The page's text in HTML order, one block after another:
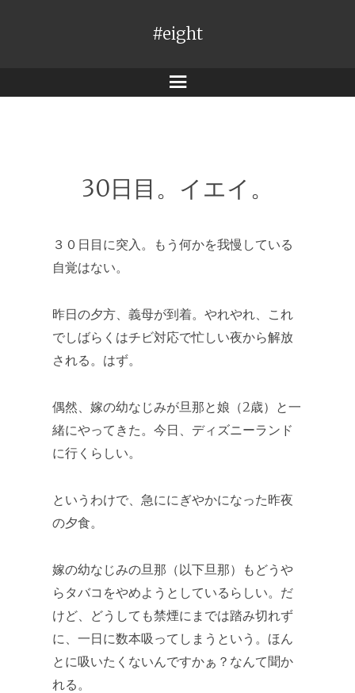
#eight
メ
30日目。イエイ。
３０日目に突入。もう何かを我慢している
自覚はない。
昨日の夕方、義母が到着。やれやれ、これ
でしばらくはチビ対応で忙しい夜から解放
される。はず。
偶然、嫁の幼なじみが旦那と娘（2歳）と一
緒にやってきた。今日、ディズニーランド
に行くらしい。
というわけで、急ににぎやかになった昨夜
の夕食。
嫁の幼なじみの旦那（以下旦那）もどうや
らタバコをやめようとしているらしい。だ
けど、どうしても禁煙にまでは踏み切れず
に、一日に数本吸ってしまうという。ほん
とに吸いたくないんですかぁ？なんて聞か
れる。